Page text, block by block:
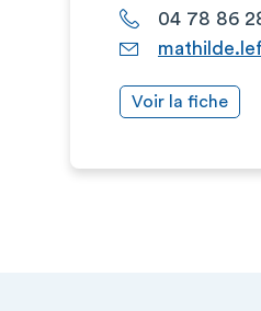
04 78 86
Voir la fiche